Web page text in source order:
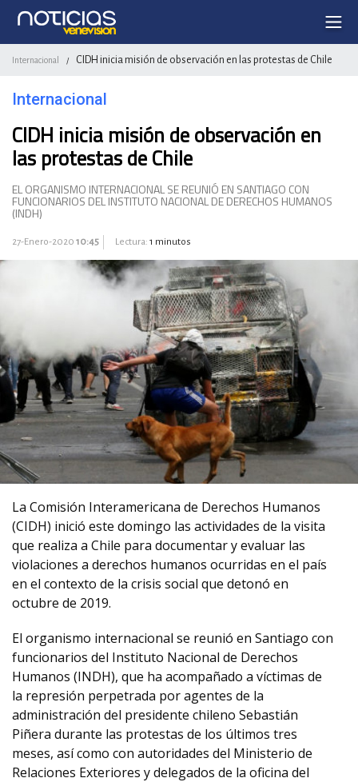
Internacional / CIDH inicia misión de observación en las protestas de Chile
Internacional
CIDH inicia misión de observación en
las protestas de Chile
EL ORGANISMO INTERNACIONAL SE REUNIÓ EN SANTIAGO CON
FUNCIONARIOS DEL INSTITUTO NACIONAL DE DERECHOS HUMANOS
(INDH)
27-Enero-2020 10:45 Lectura: 1 minutos
La Comisión Interamericana de Derechos Humanos
(CIDH) inició este domingo las actividades de la visita
que realiza a Chile para documentar y evaluar las
violaciones a derechos humanos ocurridas en el país
en el contexto de la crisis social que detonó en
octubre de 2019.
El organismo internacional se reunió en Santiago con
funcionarios del Instituto Nacional de Derechos
Humanos (INDH), que ha acompañado a víctimas de
la represión perpetrada por agentes de la
administración del presidente chileno Sebastián
Piñera durante las protestas de los últimos tres
meses, así como con autoridades del Ministerio de
Relaciones Exteriores y delegados de la oficina del